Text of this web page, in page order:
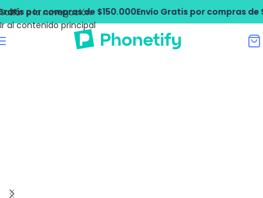
Saltar a la navegación
Ir al contenido principal
por compras de $150.000Envío Gratis por compras de